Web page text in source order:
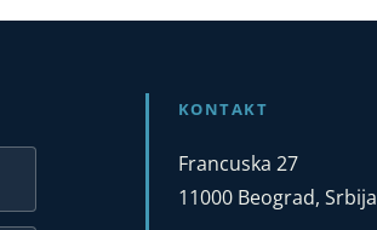
KONTAKT
Francuska 27
11000 Beograd, Srbija